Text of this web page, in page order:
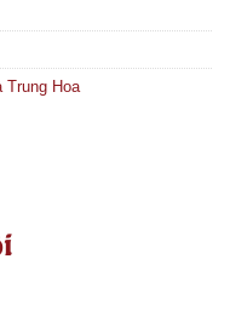
Trung Hoa